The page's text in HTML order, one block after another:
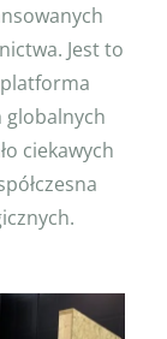
Jest to
globalnych
ciekawych